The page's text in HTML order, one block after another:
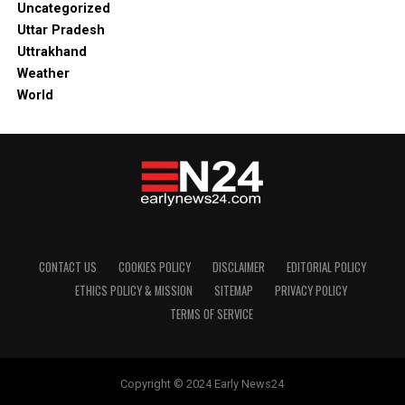
Uncategorized
Uttar Pradesh
Uttrakhand
Weather
World
CONTACT US COOKIES POLICY DISCLAIMER
EDITORIAL POLICY
ETHICS POLICY & MISSION
SITEMAP
PRIVACY POLICY
TERMS OF SERVICE
Copyright © 2024 Early News24